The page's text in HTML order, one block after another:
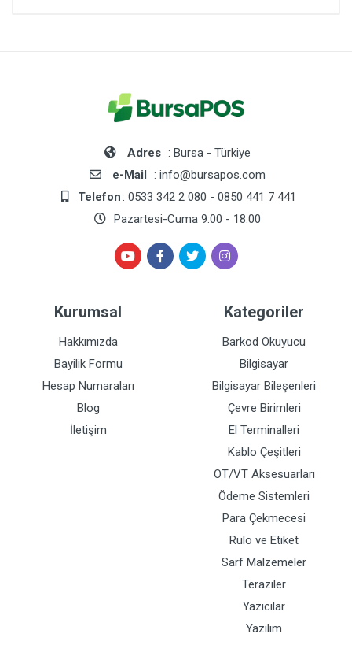
Adres : Bursa - Türkiye
e-Mail
: info@bursapos.com
Telefon: 0533 342 2 080 - 0850 441 7 441
Pazartesi-Cuma 9:00 - 18:00
Kurumsal
Hakkımızda
Bayilik Formu
Hesap Numaraları
Blog
İletişim
Kategoriler
Barkod Okuyucu
Bilgisayar
Bilgisayar Bileşenleri
Çevre Birimleri
El Terminalleri
Kablo Çeşitleri
OT/VT Aksesuarları
Ödeme Sistemleri
Para Çekmecesi
Rulo ve Etiket
Sarf Malzemeler
Teraziler
Yazıcılar
Yazılım